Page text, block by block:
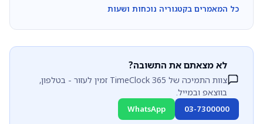
כל המאמרים בקטגוריה נוכחות ושעות
לא מצאתם את התשובה?
צוות התמיכה של TimeClock 365 זמין לעזור - בטלפון,
בווצאפ ובמייל.
03-7300000
WhatsApp